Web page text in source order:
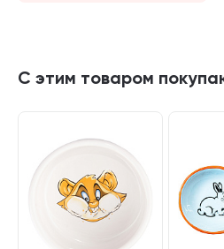
С этим товаром